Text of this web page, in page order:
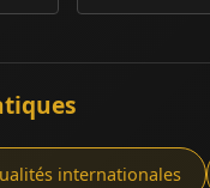
internationales